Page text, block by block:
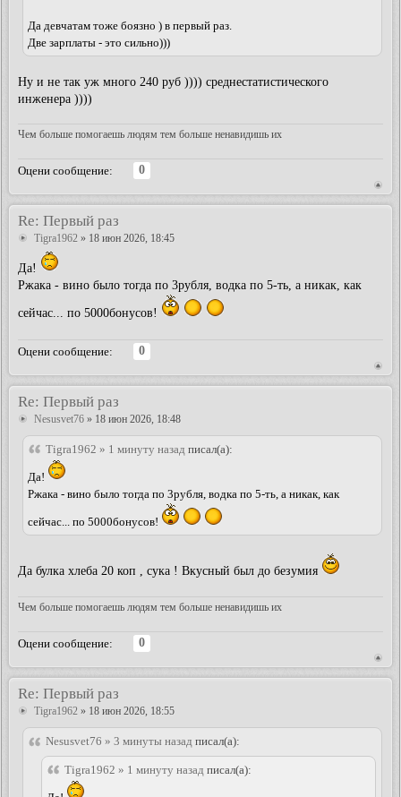
Да девчатам тоже боязно ) в первый раз.
Две зарплаты - это сильно)))
Ну и не так уж много 240 руб )))) среднестатистического
инженера ))))
Чем больше помогаешь людям тем больше ненавидишь их
Оцени сообщение:
0
Re: Первый раз
Tigra1962 » 18 июн 2026, 18:45
Да!
Ржака - вино было тогда по 3рубля, водка по 5-ть, а никак, как
сейчас... по 5000бонусов!
Оцени сообщение:
0
Re: Первый раз
Nesusvet76 » 18 июн 2026, 18:48
Tigra1962 » 1 минуту назад писал(а):
Да!
Ржака - вино было тогда по 3рубля, водка по 5-ть, а никак, как
сейчас... по 5000бонусов!
Да булка хлеба 20 коп , сука ! Вкусный был до безумия
Чем больше помогаешь людям тем больше ненавидишь их
Оцени сообщение:
0
Re: Первый раз
Tigra1962 » 18 июн 2026, 18:55
Nesusvet76 » 3 минуты назад писал(а):
Tigra1962 » 1 минуту назад писал(а):